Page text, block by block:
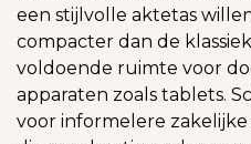
een stijlvolle aktetas
compacter dan de
voldoende ruimte voor
apparaten zoals tablets.
voor informelere